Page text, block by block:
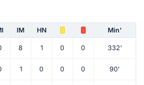
IM HN Min'
8 1 0 0 332'
1 0 0 0 90'